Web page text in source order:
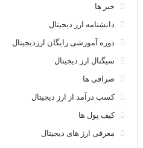
خبر ها
دانشنامه ارز دیجیتال
دوره آموزشی رایگان ارزدیجیتال
سیگنال ارز دیجیتال
صرافی ها
کسب درآمد از ارز دیجیتال
کیف پول ها
معرفی ارز های دیجیتال